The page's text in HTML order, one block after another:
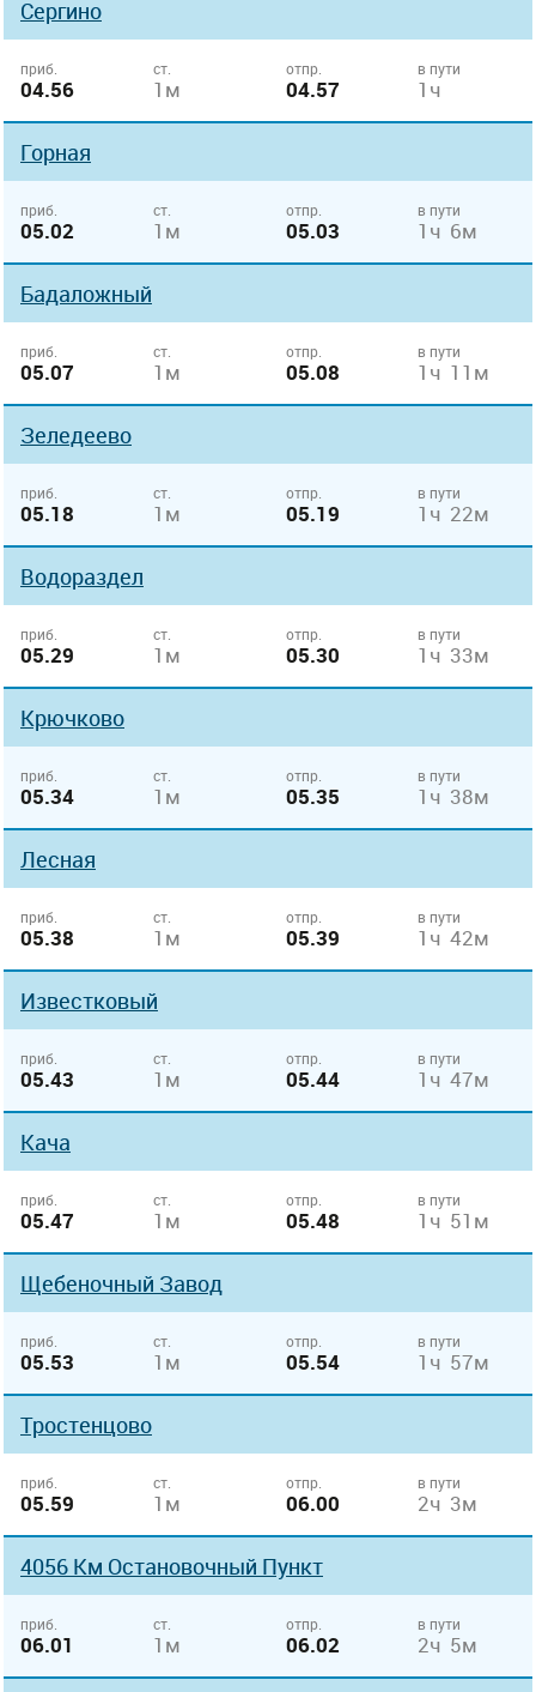
Сергино
приб.
04.56
ст.
1м
отпр.
04.57
в пути
1ч
Горная
приб.
05.02
ст.
1м
отпр.
05.03
в пути
1ч 6м
Бадаложный
приб.
05.07
ст.
1м
отпр.
05.08
в пути
1ч 11м
Зеледеево
приб.
05.18
ст.
1м
отпр.
05.19
в пути
1ч 22м
Водораздел
приб.
05.29
ст.
1м
отпр.
05.30
в пути
1ч 33м
Крючково
приб.
05.34
ст.
1м
отпр.
05.35
в пути
1ч 38м
Лесная
приб.
05.38
ст.
1м
отпр.
05.39
в пути
1ч 42м
Известковый
приб.
05.43
ст.
1м
отпр.
05.44
в пути
1ч 47м
Кача
приб.
05.47
ст.
1м
отпр.
05.48
в пути
1ч 51м
Щебеночный Завод
приб.
05.53
ст.
1м
отпр.
05.54
в пути
1ч 57м
Тростенцово
приб.
05.59
ст.
1м
отпр.
06.00
в пути
2ч 3м
4056 Км Остановочный Пункт
приб.
06.01
ст.
1м
отпр.
06.02
в пути
2ч 5м